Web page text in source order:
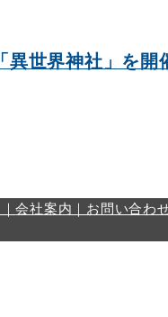
異世界神社」を開
会社案内｜ お問い合わ